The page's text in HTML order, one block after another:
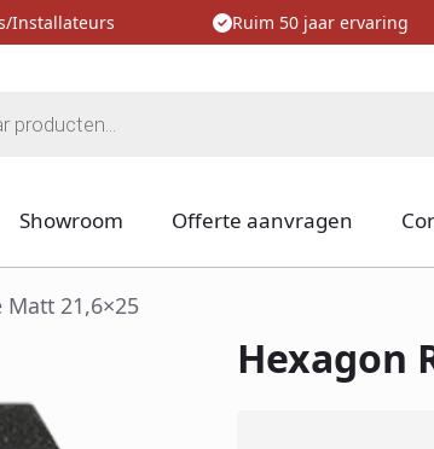
Installateurs Ruim 50 jaar ervaring
Showroom Offerte aanvragen
Matt 21,6×25
Hexagon